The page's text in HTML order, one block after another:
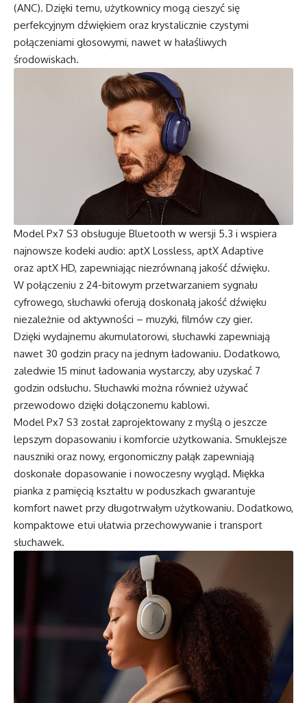
(ANC). Dzięki temu, użytkownicy mogą cieszyć się
perfekcyjnym dźwiękiem oraz krystalicznie czystymi
połączeniami głosowymi, nawet w hałaśliwych
środowiskach.
Model Px7 S3 obsługuje Bluetooth w wersji 5.3 i wspiera
najnowsze kodeki audio: aptX Lossless, aptX Adaptive
oraz aptX HD, zapewniając niezrównaną jakość dźwięku.
W połączeniu z 24-bitowym przetwarzaniem sygnału
cyfrowego, słuchawki oferują doskonałą jakość dźwięku
niezależnie od aktywności – muzyki, filmów czy gier.
Dzięki wydajnemu akumulatorowi, słuchawki zapewniają
nawet 30 godzin pracy na jednym ładowaniu. Dodatkowo,
zaledwie 15 minut ładowania wystarczy, aby uzyskać 7
godzin odsłuchu. Słuchawki można również używać
przewodowo dzięki dołączonemu kablowi.
Model Px7 S3 został zaprojektowany z myślą o jeszcze
lepszym dopasowaniu i komforcie użytkowania. Smuklejsze
nauszniki oraz nowy, ergonomiczny pałąk zapewniają
doskonałe dopasowanie i nowoczesny wygląd. Miękka
pianka z pamięcią kształtu w poduszkach gwarantuje
komfort nawet przy długotrwałym użytkowaniu. Dodatkowo,
kompaktowe etui ułatwia przechowywanie i transport
słuchawek.